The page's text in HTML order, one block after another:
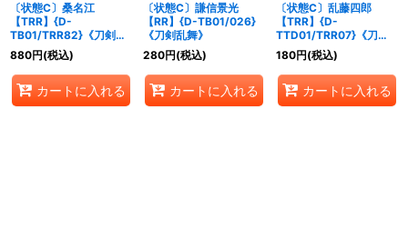
〔状態C〕桑名江
【TRR】{D-
TB01/TRR82}《刀剣乱
舞》
880円(税込)
カートに入れる
〔状態C〕謙信景光
【RR】{D-TB01/026}
《刀剣乱舞》
280円(税込)
カートに入れる
〔状態C〕乱藤四郎
【TRR】{D-
TTD01/TRR07}《刀剣
乱舞》
180円(税込)
カートに入れる